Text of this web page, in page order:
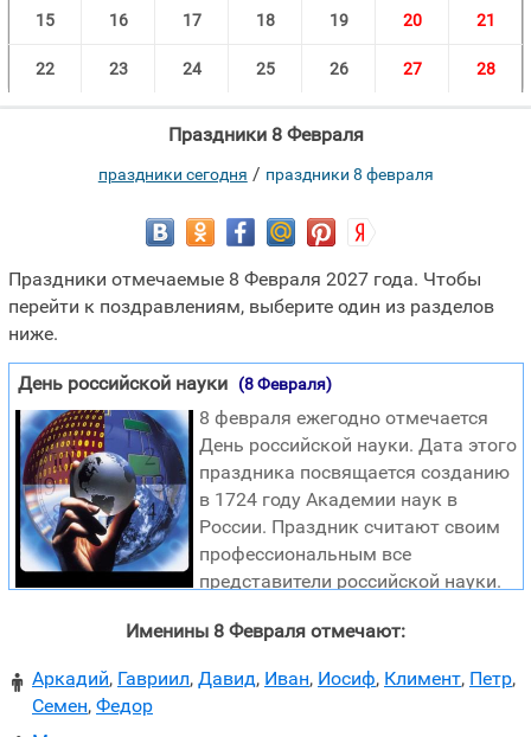
15 16 17 18 19 20 21
22 23 24 25 26 27 28
Праздники 8 Февраля
праздники сегодня / праздники 8 февраля
Праздники отмечаемые 8 Февраля 2027 года. Чтобы
перейти к поздравлениям, выберите один из разделов
ниже.
День российской науки (8 Февраля)
8 февраля ежегодно отмечается
День российской науки. Дата этого
праздника посвящается созданию
в 1724 году Академии наук в
России. Праздник считают своим
профессиональным все
представители российской науки.
1999 году в соответствии с указом президента страны. В
устанавливается в ознаменование 275 годовщины со
дня основания в России Академии наук. Выдающуюся
Именины 8 Февраля отмечают:
 Аркадий, Гавриил, Давид, Иван, Иосиф, Климент, Петр,
Семен, Федор